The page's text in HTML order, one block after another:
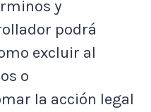
y
podrá
excluir al
o
la acción legal